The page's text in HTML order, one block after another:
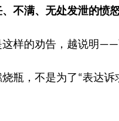
不满、无处发泄的愤
样的劝告，越说明 ——
瓶，不是为了“表达诉